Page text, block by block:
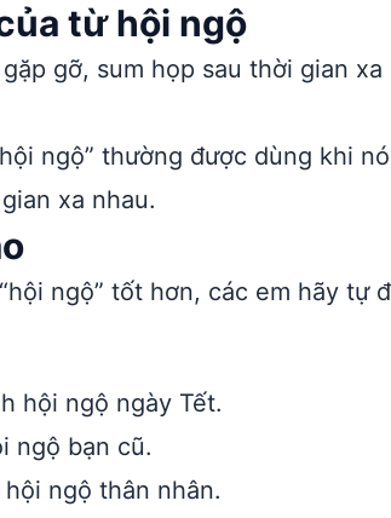
từ hội ngộ
gỡ, sum họp sau thời gian
ngộ” thường được dùng khi
xa nhau.
ngộ” tốt hơn, các em hãy tự
hội ngộ ngày Tết.
ngộ bạn cũ.
ngộ thân nhân.